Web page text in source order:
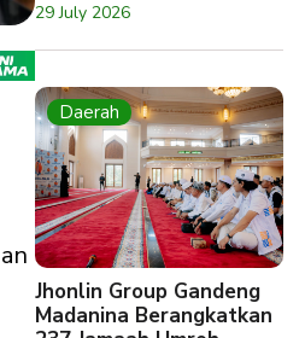
29 July 2026
Daerah
Jhonlin Group Gandeng
Madanina Berangkatkan